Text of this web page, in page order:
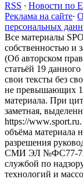
RSS · Новости по
Реклама на сайте·
персональных
Все материалы
собственностью и
(Об авторском
статьёй 19
свои тексты без
не превышающих
материала. При
заметная,
https://
объёма материала
разрешения
СМИ ЭЛ №ФС77-
службой по
технологий и